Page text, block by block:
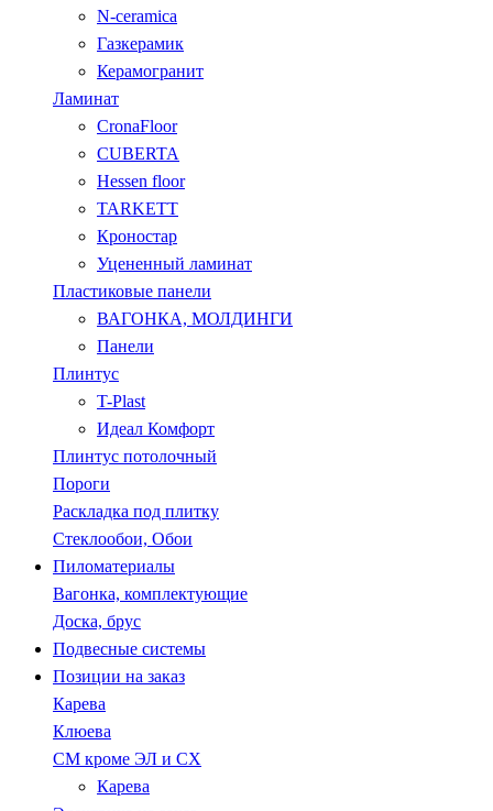
N-ceramica
Газкерамик
Керамогранит
Ламинат
CronaFloor
CUBERTA
Hessen floor
TARKETT
Кроностар
Уцененный ламинат
Пластиковые панели
ВАГОНКА, МОЛДИНГИ
Панели
Плинтус
T-Plast
Идеал Комфорт
Плинтус потолочный
Пороги
Раскладка под плитку
Стеклообои, Обои
Пиломатериалы
Вагонка, комплектующие
Доска, брус
Подвесные системы
Позиции на заказ
Карева
Клюева
СМ кроме ЭЛ и СХ
Карева